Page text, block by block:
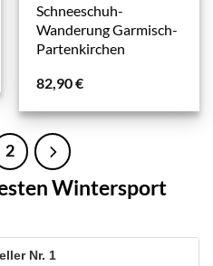
Schneeschuh-
Wanderung Garmisch-
Partenkirchen
82,90€
2
Wintersport
1